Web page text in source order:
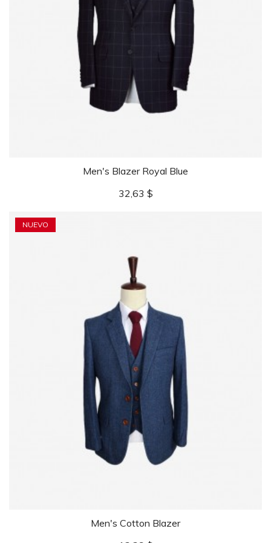
Men's Blazer Royal Blue
Precio
32,63 $
NUEVO
Men's Cotton Blazer